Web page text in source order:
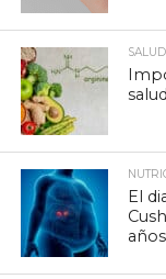
El
años